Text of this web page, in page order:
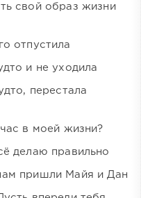
свой образ жизни
отпустила
и не уходила
перестала
в моей жизни?
делаю правильно
пришли Майя и Дан